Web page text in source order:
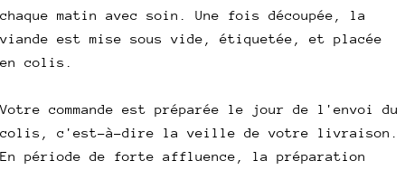
chaque matin avec soin. Une fois découpée, la
viande est mise sous vide, étiquetée, et placée
en colis.
Votre commande est préparée le jour de l'envoi du
colis, c'est-à-dire la veille de votre livraison.
En période de forte affluence, la préparation